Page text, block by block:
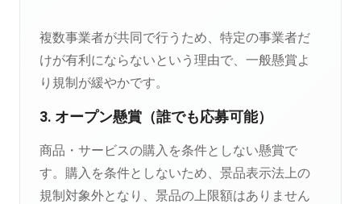
複数事業者が共同で行うため、特定の事業者だ
けが有利にならないという理由で、一般懸賞よ
り規制が緩やかです。
3. オープン懸賞（誰でも応募可能）
商品・サービスの購入を条件としない懸賞で
す。購入を条件としないため、景品表示法上の
規制対象外となり、景品の上限額はありません